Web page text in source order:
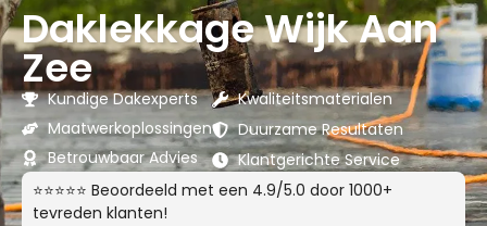
Daklekkage Wijk Aan
Zee
Kundige Dakexperts
Maatwerkoplossingen
Betrouwbaar Advies
Kwaliteitsmaterialen
Duurzame Resultaten
Klantgerichte Service
⭐⭐⭐⭐⭐ Beoordeeld met een 4.9/5.0 door 1000+
tevreden klanten!